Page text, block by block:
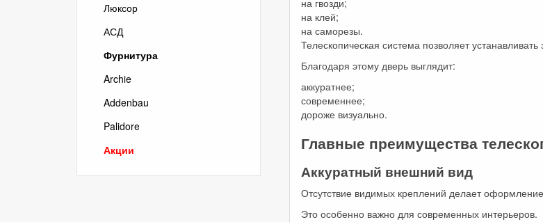
на гвозди;
на клей;
на саморезы.
Телескопическая система позволяет
Благодаря этому дверь выглядит:
аккуратнее;
современнее;
дороже визуально.
Главные преимущества
Аккуратный внешний вид
Отсутствие видимых креплений делает
Это особенно важно для современных интерьеров.
Люксор
АСД
Фурнитура
Archie
Addenbau
Palidore
Акции